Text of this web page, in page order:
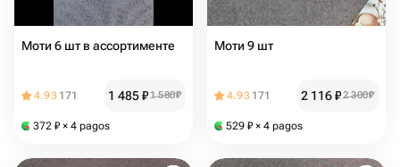
Моти 6 шт в ассортименте
4.93 171 1 485₽1 580₽
372 ₽ × 4 pagos
Моти 9 шт
4.93 171 2 116₽2 300₽
529 ₽ × 4 pagos